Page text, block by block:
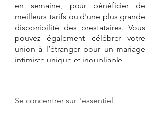
en semaine, pour bénéficier de
meilleurs tarifs ou d'une plus grande
disponibilité des prestataires. Vous
pouvez également célébrer votre
union à l’étranger pour un mariage
intimiste unique et inoubliable.
Se concentrer sur l'essentiel